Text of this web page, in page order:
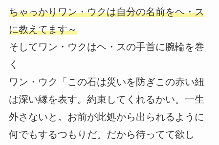
ちゃっかりワン・ウクは自分の名前をヘ・ス
に教えてます～
そしてワン・ウクはヘ・スの手首に腕輪を巻
く
ワン・ウク「この石は災いを防ぎこの赤い紐
は深い縁を表す。約束してくれるかい。一生
外さないと。お前が此処から出られるように
何でもするつもりだ。だから待ってて欲し